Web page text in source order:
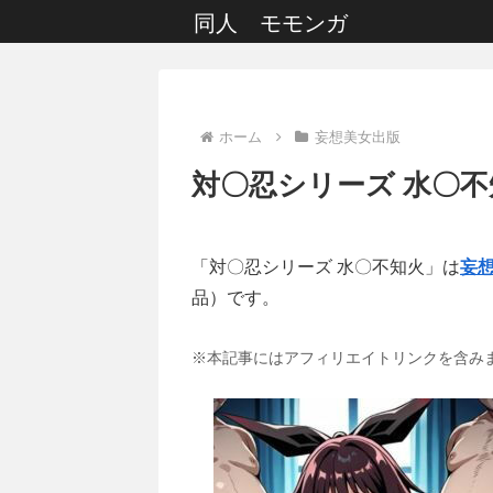
同人 モモンガ
ホーム 妄想美女出版
対〇忍シリーズ 水〇
「対〇忍シリーズ 水〇不知火」は妄
品）です。
※本記事にはアフィリエイトリンクを含み